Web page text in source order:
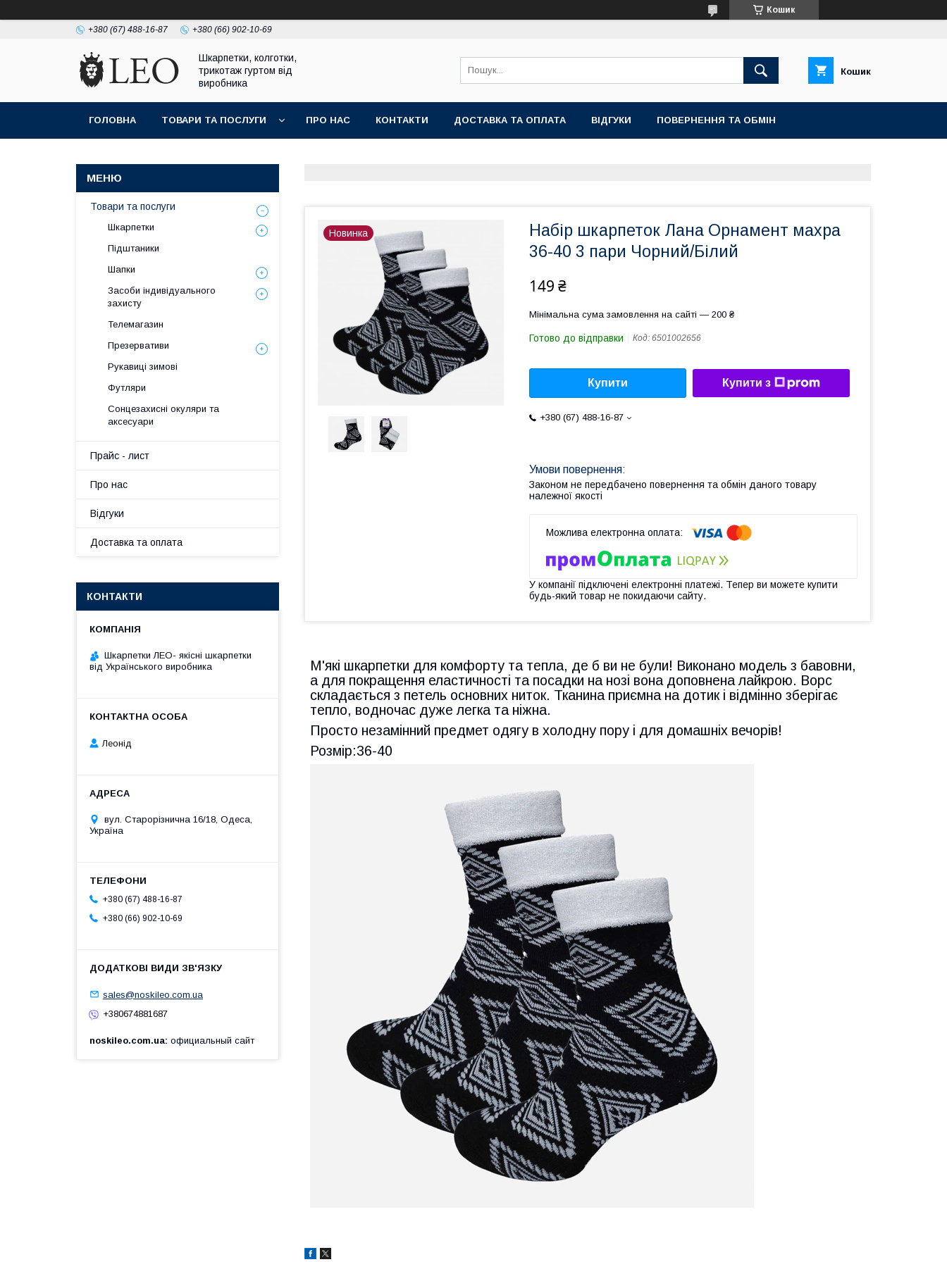
Кошик
+380 (67) 488-16-87 +380 (66) 902-10-69
Шкарпетки, колготки,
трикотаж гуртом від
виробника
Кошик
ГОЛОВНА ТОВАРИ ТА ПОСЛУГИ ПРО НАС КОНТАКТИ ДОСТАВКА ТА ОПЛАТА ВIДГУКИ ПОВЕРНЕННЯ ТА ОБМIН
Новинка
Набір шкарпеток Лана Орнамент махра
36-40 3 пари Чорний/Білий
149 ₴
Мінімальна сума замовлення на сайті — 200 ₴
Готово до відправки Код: 6501002656
Купити Купити з
+380 (67) 488-16-87
Законом не передбачено повернення та обмін даного товару
належної якості
У компанії підключені електронні платежі. Тепер ви можете купити
будь-який товар не покидаючи сайту.
М'які шкарпетки для комфорту та тепла, де б ви не були! Виконано модель з бавовни,
а для покращення еластичності та посадки на нозі вона доповнена лайкрою. Ворс
складається з петель основних ниток. Тканина приємна на дотик і відмінно зберігає
тепло, водночас дуже легка та ніжна.
Просто незамінний предмет одягу в холодну пору і для домашніх вечорів!
Розмір:36-40
Товари та послуги
Шкарпетки
Підштаники
Шапки
Засоби індивідуального
захисту
Телемагазин
Презервативи
Рукавиці зимові
Футляри
Сонцезахисні окуляри та
аксесуари
Прайс - лист
Про нас
Вiдгуки
Доставка та оплата
КОНТАКТИ
Шкарпетки ЛЕО- якісні шкарпетки
від Українського виробника
Леонід
вул. Старорізнична 16/18, Одеса,
Україна
+380 (67) 488-16-87
+380 (66) 902-10-69
sales@noskileo.com.ua
+380674881687
noskileo.com.ua официальный сайт